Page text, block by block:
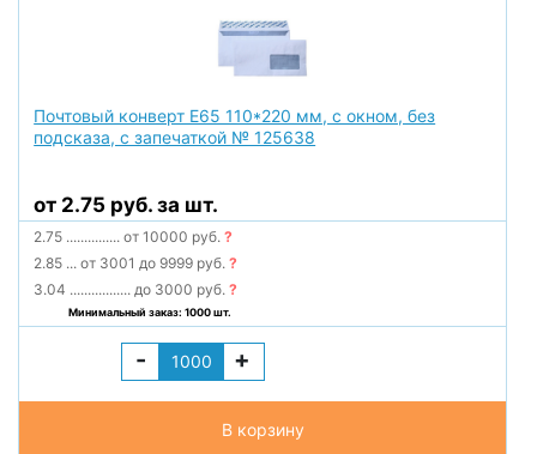
Почтовый конверт Е65 110*220 мм, с окном, без
подсказа, с запечаткой № 125638
от 2.75 руб. за шт.
2.75 ............... от 10000 руб.?
2.85 ... от 3001 до 9999 руб.?
3.04 ................. до 3000 руб.?
Минимальный заказ: 1000 шт.
- +
В корзину